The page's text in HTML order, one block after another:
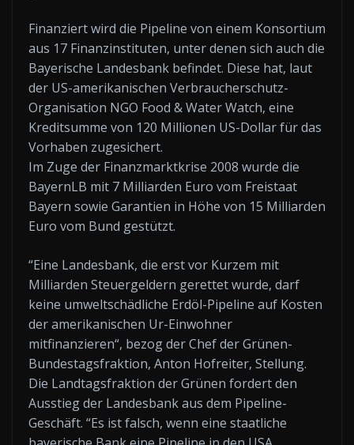
Finanziert wird die Pipeline von einem Konsortium
aus 17 Finanzinstituten, unter denen sich auch die
Bayerische Landesbank befindet. Diese hat, laut
der US-amerikanischen Verbraucherschutz-
Organisation NGO Food & Water Watch, eine
Kreditsumme von 120 Millionen US-Dollar für das
Vorhaben zugesichert.
Im Zuge der Finanzmarktkrise 2008 wurde die
BayernLB mit 7 Milliarden Euro vom Freistaat
Bayern sowie Garantien in Höhe von 15 Milliarden
Euro vom Bund gestützt.
“Eine Landesbank, die erst vor Kurzem mit
Milliarden Steuergeldern gerettet wurde, darf
keine umweltschädliche Erdöl-Pipeline auf Kosten
der amerikanischen Ur-Einwohner
mitfinanzieren“, bezog der Chef der Grünen-
Bundestagsfraktion, Anton Hofreiter, Stellung.
Die Landtagsfraktion der Grünen fordert den
Ausstieg der Landesbank aus dem Pipeline-
Geschäft. “Es ist falsch, wenn eine staatliche